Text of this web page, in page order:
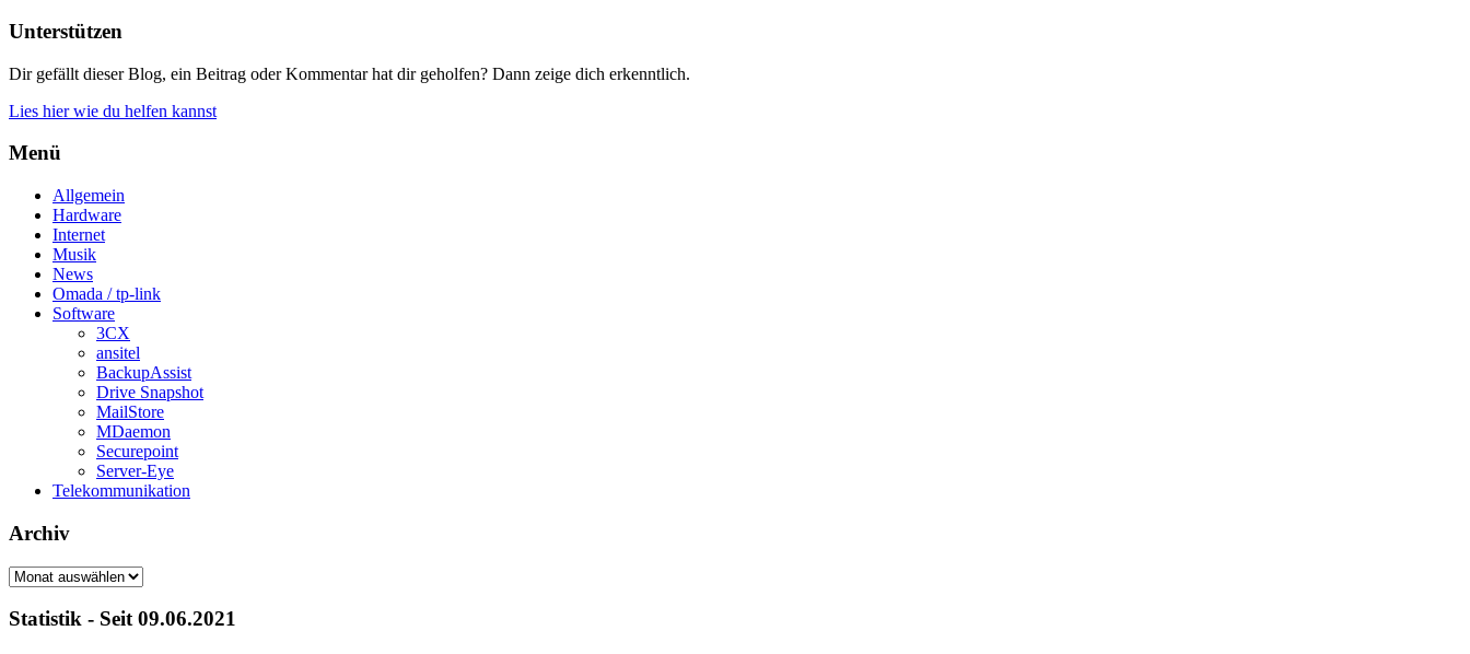
Unterstützen
Dir gefällt dieser Blog, ein Beitrag oder Kommentar hat dir geholfen? Dann zeige dich erkenntlich.
Lies hier wie du helfen kannst
Menü
Allgemein
Hardware
Internet
Musik
News
Omada / tp-link
Software
3CX
ansitel
BackupAssist
Drive Snapshot
MailStore
MDaemon
Securepoint
Server-Eye
Telekommunikation
Archiv
Archiv
Statistik - Seit 09.06.2021